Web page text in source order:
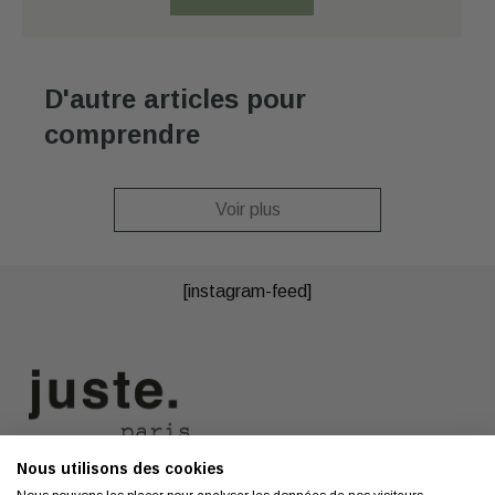
Nous utilisons des cookies
D'autre articles pour
comprendre
Voir plus
[instagram-feed]